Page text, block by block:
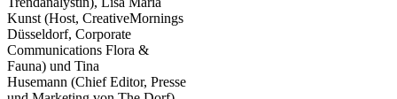
Kunst (Host, CreativeMornings
Düsseldorf, Corporate
Communications Flora &
Fauna) und Tina
Husemann (Chief Editor, Presse